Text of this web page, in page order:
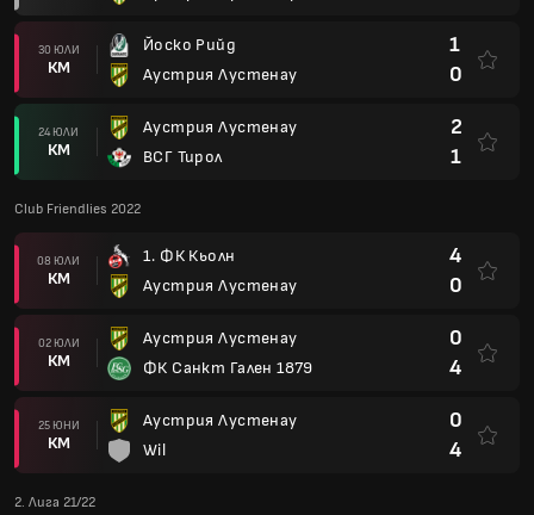
30 ЮЛИ
КМ
Йоско Рийд
Аустрия Лустенау
1
0
24 ЮЛИ
КМ
Аустрия Лустенау
ВСГ Тирол
2
1
Club Friendlies 2022
08 ЮЛИ
КМ
1. ФК Кьолн
Аустрия Лустенау
4
0
02 ЮЛИ
КМ
Аустрия Лустенау
ФК Санкт Гален 1879
0
4
25 ЮНИ
КМ
Аустрия Лустенау
Wil
0
4
2. Лига 21/22